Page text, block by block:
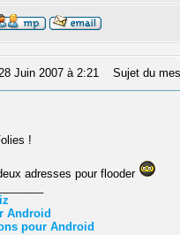
Juin 2007 à 2:21 Sujet du
!
adresses pour flooder
Android
pour Android